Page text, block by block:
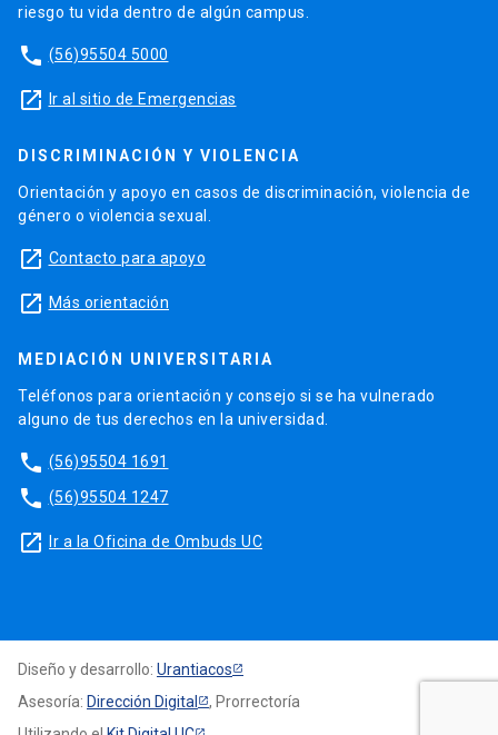
riesgo tu vida dentro de algún campus.
phone (56)95504 5000
launch Ir al sitio de Emergencias
DISCRIMINACIÓN Y VIOLENCIA
Orientación y apoyo en casos de discriminación, violencia de
género o violencia sexual.
launch Contacto para apoyo
launch Más orientación
MEDIACIÓN UNIVERSITARIA
Teléfonos para orientación y consejo si se ha vulnerado
alguno de tus derechos en la universidad.
phone (56)95504 1691
phone (56)95504 1247
launch Ir a la Oficina de Ombuds UC
Diseño y desarrollo: Urantiacos
Asesoría: Dirección Digital
, Prorrectoría